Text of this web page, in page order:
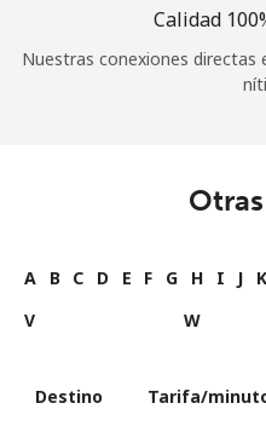
Calidad
Nuestras conexiones directas
A B C D E F G H I J K
V
W
Destino Tarifa/